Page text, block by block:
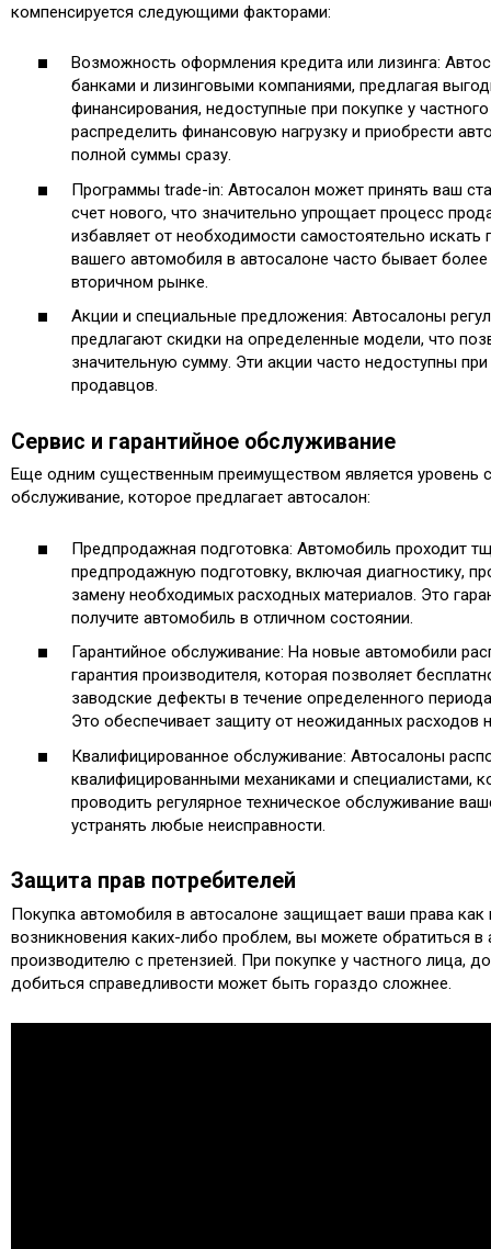
компенсируется следующими факторами:
Возможность оформления кредита или лизинга:
банками и лизинговыми компаниями, предлагая
финансирования, недоступные при покупке у
распределить финансовую нагрузку и приобрести
полной суммы сразу.
Программы trade-in: Автосалон может принять ваш
счет нового, что значительно упрощает процесс
избавляет от необходимости самостоятельно искать
вашего автомобиля в автосалоне часто бывает
вторичном рынке.
Акции и специальные предложения: Автосалоны
предлагают скидки на определенные модели, что
значительную сумму. Эти акции часто недоступны
продавцов.
Сервис и гарантийное обслуживание
Еще одним существенным преимуществом является уровень
обслуживание, которое предлагает автосалон:
Предпродажная подготовка: Автомобиль проходит
предпродажную подготовку, включая диагностику,
замену необходимых расходных материалов. Это
получите автомобиль в отличном состоянии.
Гарантийное обслуживание: На новые автомобили
гарантия производителя, которая позволяет
заводские дефекты в течение определенного
Это обеспечивает защиту от неожиданных расходов
Квалифицированное обслуживание: Автосалоны
квалифицированными механиками и специалистами,
проводить регулярное техническое обслуживание
устранять любые неисправности.
Защита прав потребителей
Покупка автомобиля в автосалоне защищает ваши права как
возникновения каких-либо проблем, вы можете обратиться в
производителю с претензией. При покупке у частного лица,
добиться справедливости может быть гораздо сложнее.